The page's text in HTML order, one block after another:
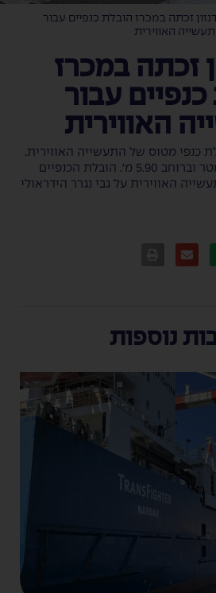
זכתה במכרז הובלת כנפיים עבור
האווירית
זכתה במכרז
עבור
האווירית
כנפי מטוס של התעשייה האווירית.
כנפי המטוס באורך 20 מטר וברוחב 5.90 מ'. הובלת הכנפיים
האווירית על גבי נגרר הידראולי
נוספות